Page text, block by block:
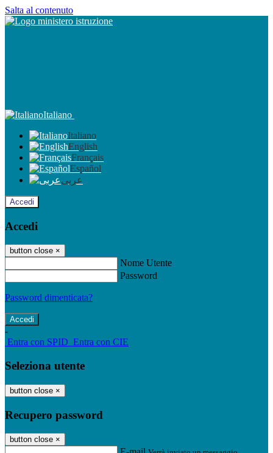
Salta al contenuto
Italiano
Italiano
English
Français
Español
عربى
Accedi
Accedi
button close ×
Nome Utente
Password
Password dimenticata?
-
Entra con SPID Entra con CIE
Seleziona utente
button close ×
Recupero password
button close ×